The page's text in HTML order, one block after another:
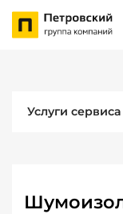
Услуги сервиса